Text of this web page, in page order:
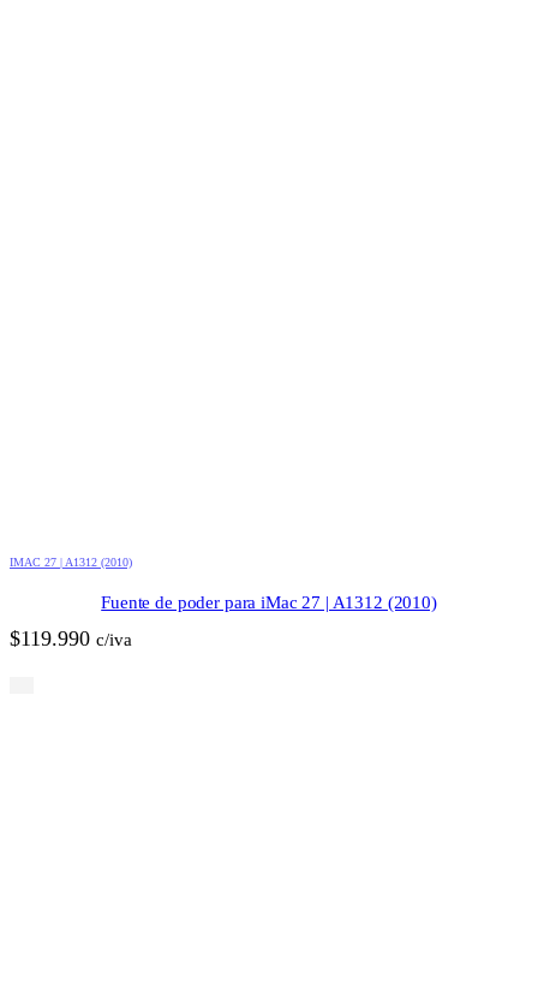
IMAC 27 | A1312 (2010)
Fuente de poder para iMac 27 | A1312 (2010)
$119.990 c/iva